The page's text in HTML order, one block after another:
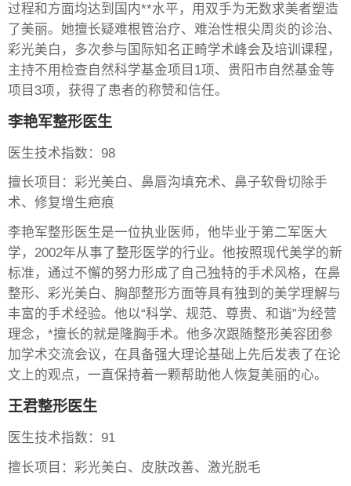
过程和方面均达到国内**水平，用双手为无数求美者塑造
了美丽。她擅长疑难根管治疗、难治性根尖周炎的诊治、
彩光美白，多次参与国际知名正畸学术峰会及培训课程，
主持不用检查自然科学基金项目1项、贵阳市自然基金等
项目3项，获得了患者的称赞和信任。
李艳军整形医生
医生技术指数：98
擅长项目：彩光美白、鼻唇沟填充术、鼻子软骨切除手
术、修复增生疤痕
李艳军整形医生是一位执业医师，他毕业于第二军医大
学，2002年从事了整形医学的行业。他按照现代美学的新
标准，通过不懈的努力形成了自己独特的手术风格，在鼻
整形、彩光美白、胸部整形方面等具有独到的美学理解与
丰富的手术经验。他以“科学、规范、尊贵、和谐”为经营
理念，*擅长的就是隆胸手术。他多次跟随整形美容团参
加学术交流会议，在具备强大理论基础上先后发表了在论
文上的观点，一直保持着一颗帮助他人恢复美丽的心。
王君整形医生
医生技术指数：91
擅长项目：彩光美白、皮肤改善、激光脱毛